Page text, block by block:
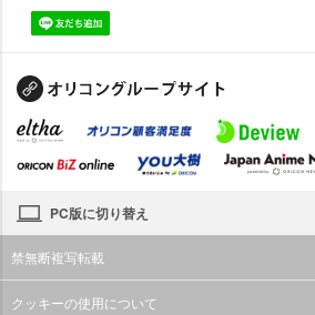
PC版に切り替え
禁無断複写転載
クッキーの使用について